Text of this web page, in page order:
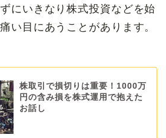
にいきなり株式投資などを始
い目にあうことがあります。
株取引で損切りは重要！1000万
円の含み損を株式運用で抱えた
お話し